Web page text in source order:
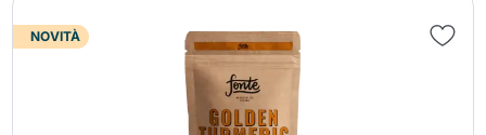
NOVITÀ